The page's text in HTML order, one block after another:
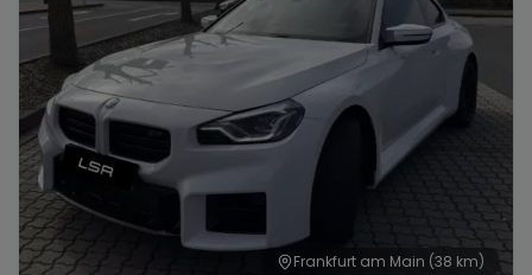
Frankfurt am Main (38 km)